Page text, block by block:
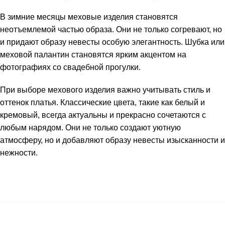
В зимние месяцы меховые изделия становятся
неотъемлемой частью образа. Они не только согревают, но
и придают образу невесты особую элегантность. Шубка или
меховой палантин становятся ярким акцентом на
фотографиях со свадебной прогулки.
При выборе мехового изделия важно учитывать стиль и
оттенок платья. Классические цвета, такие как белый и
кремовый, всегда актуальны и прекрасно сочетаются с
любым нарядом. Они не только создают уютную
атмосферу, но и добавляют образу невесты изысканности и
нежности.